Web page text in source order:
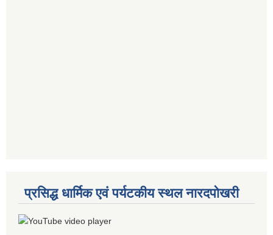
प्रसिद्ध धार्मिक एवं पर्यटकीय स्थल नारदपोखरी